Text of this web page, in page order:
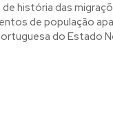
história das
de população
do Estado